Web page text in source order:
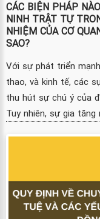
CÁC BIỆN PHÁP
NINH TRẬT TỰ
NHIỆM CỦA CƠ
SAO?
Với sự phát triển
thao, và kinh tế, các
thu hút sự chú ý của
Tuy nhiên, sự gia tăng